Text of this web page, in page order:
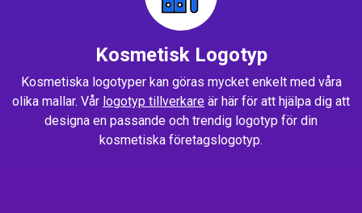
Kosmetisk Logotyp
Kosmetiska logotyper kan göras mycket enkelt med våra
olika mallar. Vår logotyp tillverkare är här för att hjälpa dig att
designa en passande och trendig logotyp för din
kosmetiska företagslogotyp.